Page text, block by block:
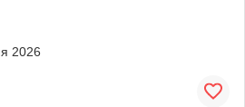
2026